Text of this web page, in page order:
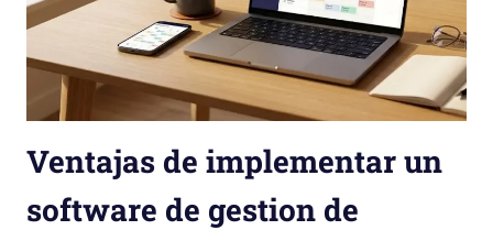
Ventajas de implementar un
software de gestion de